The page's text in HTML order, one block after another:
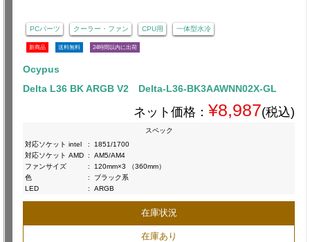
PCパーツ クーラー・ファン CPU用 一体型水冷
新商品 送料無料 24時間以内に出荷
Ocypus
Delta L36 BK ARGB V2 Delta-L36-BK3AAWNN02X-GL
ネット価格： ¥8,987(税込)
スペック
対応ソケット intel
:
1851/1700
対応ソケット AMD :
AM5/AM4
ファンサイズ
:
120mm×3 （360mm）
色
:
ブラック系
LED
: ARGB
在庫状況
在庫あり